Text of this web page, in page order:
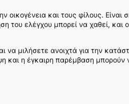
και τους φίλους. Είναι
του ελέγχου μπορεί να χαθεί, και
να μιλήσετε ανοιχτά για την
και η έγκαιρη παρέμβαση μπορούν